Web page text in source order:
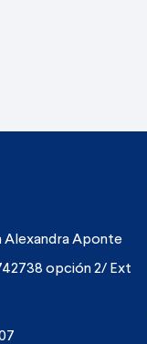
Alexandra Aponte
opción 2/ Ext